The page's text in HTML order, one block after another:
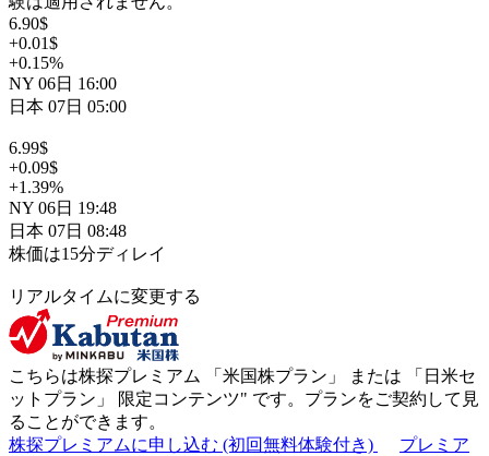
6.90$
+0.01$
+0.15%
NY 06日 16:00
日本 07日 05:00
6.99$
+0.09$
+1.39%
NY 06日 19:48
日本 07日 08:48
株価は15分ディレイ
リアルタイムに変更する
こちらは株探プレミアム 「 米国株プラン 」 または 「 日米セ
ットプラン 」 限定コンテンツ" です。プランをご契約して見
ることができます。
株探プレミアムに申し込む (初回無料体験付き)
プレミア